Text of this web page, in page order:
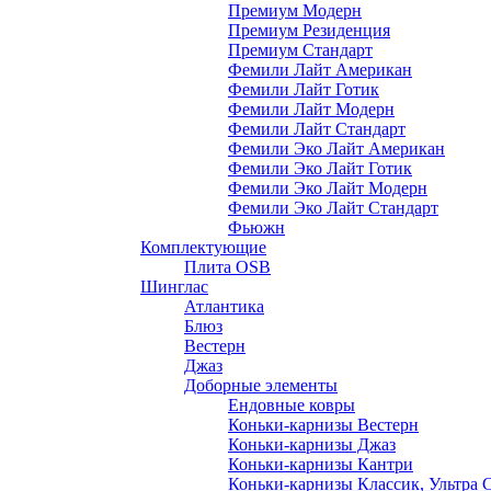
Премиум Модерн
Премиум Резиденция
Премиум Стандарт
Фемили Лайт Американ
Фемили Лайт Готик
Фемили Лайт Модерн
Фемили Лайт Стандарт
Фемили Эко Лайт Американ
Фемили Эко Лайт Готик
Фемили Эко Лайт Модерн
Фемили Эко Лайт Стандарт
Фьюжн
Комплектующие
Плита OSB
Шинглас
Атлантика
Блюз
Вестерн
Джаз
Доборные элементы
Ендовные ковры
Коньки-карнизы Вестерн
Коньки-карнизы Джаз
Коньки-карнизы Кантри
Коньки-карнизы Классик, Ультра